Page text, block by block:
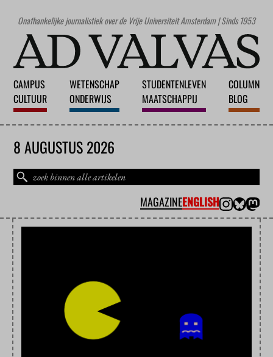
Onafhankelijke journalistiek over de Vrije Universiteit Amsterdam | Sinds 1953
CAMPUS
CULTUUR
WETENSCHAP
ONDERWIJS
STUDENTENLEVEN
MAATSCHAPPIJ
COLUMN
BLOG
8 AUGUSTUS 2026
MAGAZINEENGLISH